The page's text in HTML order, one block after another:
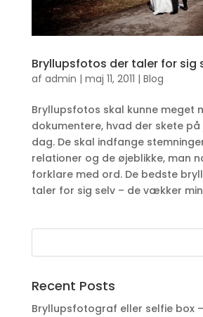
Bryllupsfotos der taler for sig
af admin | maj 11, 2011 | Blog
Bryllupsfotos skal kunne meget
dokumentere, hvad der skete
dag. De skal indfange
relationer og de øjeblikke, man
forklare med ord. De bedste
taler for sig selv – de vækker
Recent Posts
Bryllupsfotograf eller selfie box